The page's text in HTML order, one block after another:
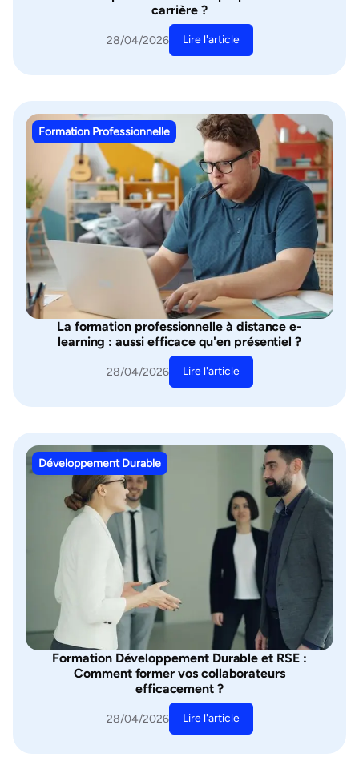
carrière ?
28/04/2026 Lire l'article
Formation Professionnelle
La formation professionnelle à distance e-
learning : aussi efficace qu'en présentiel ?
28/04/2026 Lire l'article
Développement Durable
Formation Développement Durable et RSE :
Comment former vos collaborateurs
efficacement ?
28/04/2026 Lire l'article